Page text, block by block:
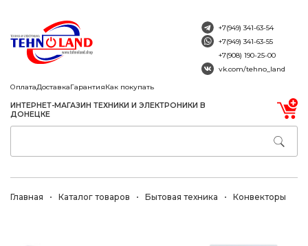
ОплатаДоставкаГарантияКак покупать
ИНТЕРНЕТ-МАГАЗИН ТЕХНИКИ И ЭЛЕКТРОНИКИ В
ДОНЕЦКЕ
+7(949) 341-63-54
+7(949) 341-63-55
+7(908) 190-25-00
vk.com/tehno_land
Главная Каталог товаров Бытовая техника Конвекторы